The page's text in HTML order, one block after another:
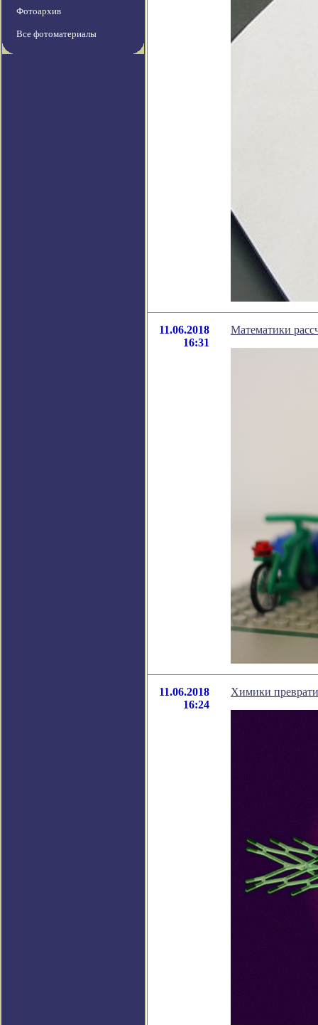
Фотоархив
Все фотоматериалы
11.06.2018
16:31
Математики
11.06.2018
16:24
Химики